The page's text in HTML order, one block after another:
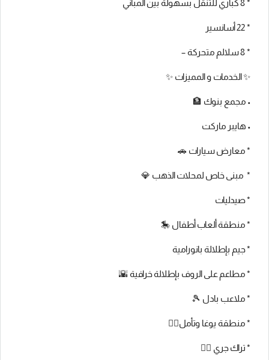
* 8 كباري للتنقل بسهولة بين المباني
* ⁠22 أسانسير
* ⁠8 سلالم متحركة –
✨ الخدمات و المميزات ✨
• مجمع بنوك 🏦
• هايبر ماركت
* ⁠معارض سيارات 🚗
* ⁠ مبنى خاص لمحلات الذهب 💎
* ⁠صيدليات
* ⁠منطقة ألعاب أطفال 🎠
* ⁠جيم بإطلالة بانورامية
* ⁠مطاعم على الروف بإطلالة خرافية 🌇
* ⁠ملاعب بادل 🎾
* ⁠منطقة يوغا وتأمل🧘‍♀️
* ⁠تراك جري 🏃‍♂️